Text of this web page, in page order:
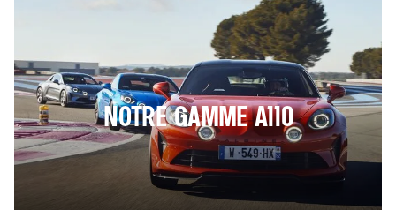
NOTRE GAMME A110